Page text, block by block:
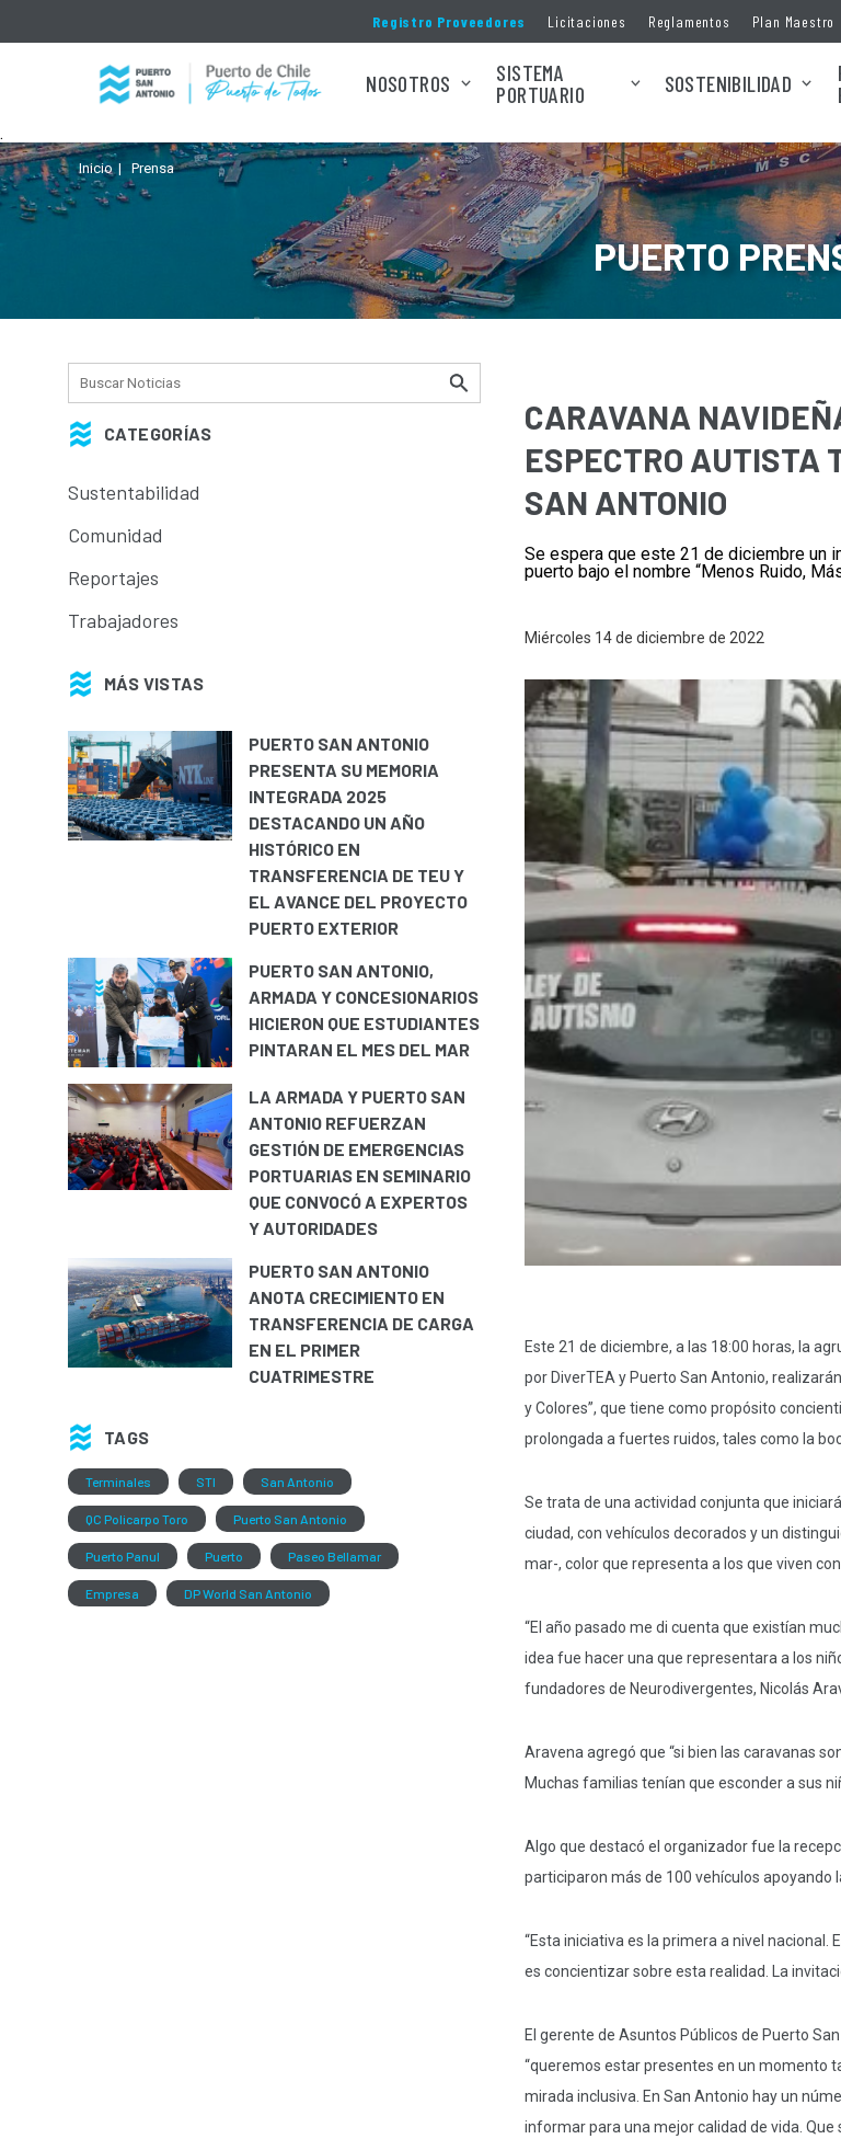
Registro Proveedores Licitaciones Reglamentos Plan Maestro
NOSOTROS
SISTEMA
PORTUARIO
SOSTENIBILIDAD
.
Inicio Prensa
PUERTO
CATEGORÍAS
Sustentabilidad
Comunidad
Reportajes
Trabajadores
MÁS VISTAS
PUERTO SAN ANTONIO
PRESENTA SU MEMORIA
INTEGRADA 2025
DESTACANDO UN AÑO
HISTÓRICO EN
TRANSFERENCIA DE TEU Y
EL AVANCE DEL PROYECTO
PUERTO EXTERIOR
PUERTO SAN ANTONIO,
ARMADA Y CONCESIONARIOS
HICIERON QUE ESTUDIANTES
PINTARAN EL MES DEL MAR
LA ARMADA Y PUERTO SAN
ANTONIO REFUERZAN
GESTIÓN DE EMERGENCIAS
PORTUARIAS EN SEMINARIO
QUE CONVOCÓ A EXPERTOS
Y AUTORIDADES
PUERTO SAN ANTONIO
ANOTA CRECIMIENTO EN
TRANSFERENCIA DE CARGA
EN EL PRIMER
CUATRIMESTRE
TAGS
Terminales STI San Antonio
QC Policarpo Toro Puerto San Antonio
Puerto Panul Puerto Paseo Bellamar
Empresa DP World San Antonio
CARAVANA
ESPECTRO AUTISTA
SAN ANTONIO
Se espera que este 21 de diciembre un
puerto bajo el nombre “Menos Ruido,
Miércoles 14 de diciembre de 2022
Este 21 de diciembre, a las 18:00 horas, la
por DiverTEA y Puerto San Antonio,
y Colores”, que tiene como propósito
prolongada a fuertes ruidos, tales como la
Se trata de una actividad conjunta que
ciudad, con vehículos decorados y un
mar-, color que representa a los que viven
“El año pasado me di cuenta que existían
idea fue hacer una que representara a los
fundadores de Neurodivergentes, Nicolás
Aravena agregó que “si bien las caravanas
Muchas familias tenían que esconder a sus
Algo que destacó el organizador fue la
participaron más de 100 vehículos apoyando
“Esta iniciativa es la primera a nivel nacional.
es concientizar sobre esta realidad. La
El gerente de Asuntos Públicos de Puerto
“queremos estar presentes en un momento
mirada inclusiva. En San Antonio hay un
informar para una mejor calidad de vida. Que